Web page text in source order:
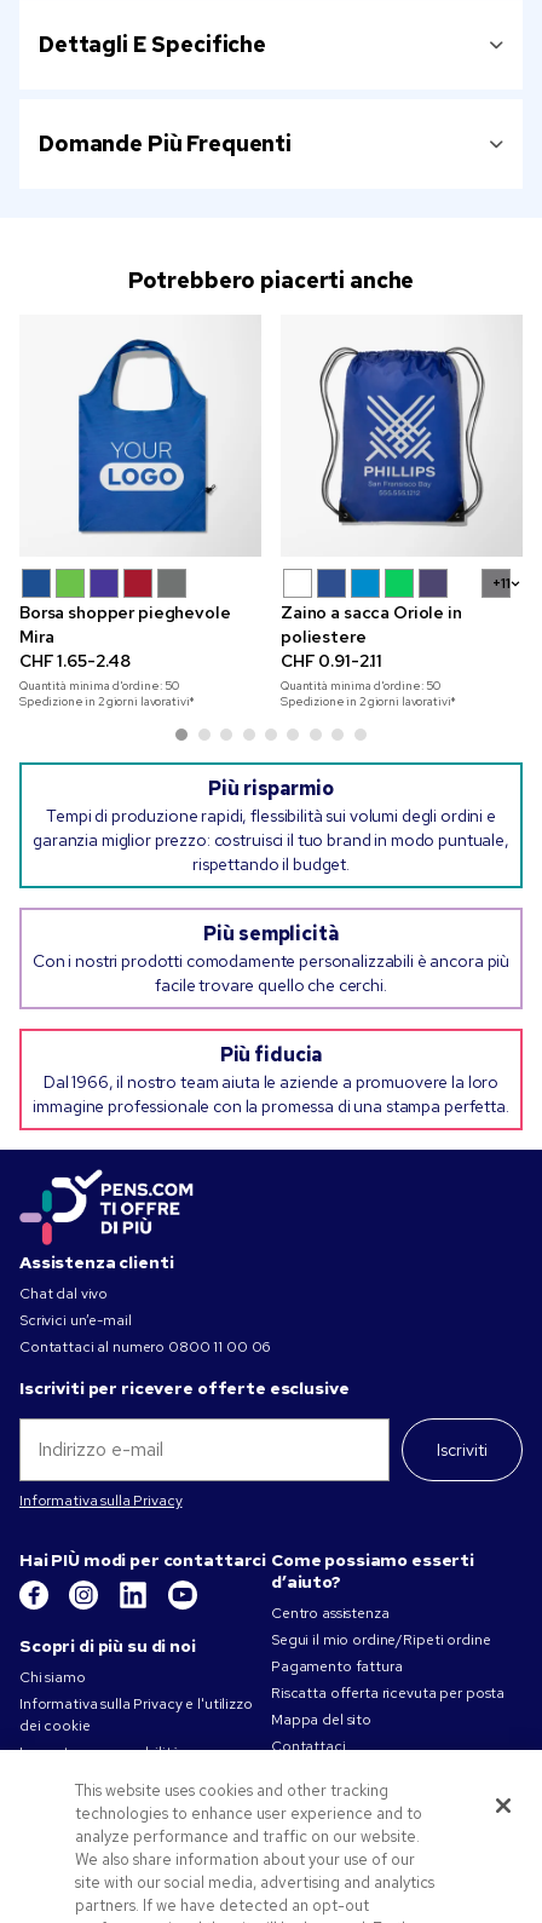
Dettagli E Specifiche
Domande Più Frequenti
Potrebbero piacerti anche
Borsa shopper pieghevole
Mira
CHF 1.65-2.48
Quantità minima d'ordine: 50
Spedizione in 2 giorni lavorativi*
+11
Zaino a sacca Oriole in
poliestere
CHF 0.91-2.11
Quantità minima d'ordine: 50
Spedizione in 2 giorni lavorativi*
Più risparmio
Tempi di produzione rapidi, flessibilità sui volumi degli ordini e
garanzia miglior prezzo: costruisci il tuo brand in modo puntuale,
rispettando il budget.
Più semplicità
Con i nostri prodotti comodamente personalizzabili è ancora più
facile trovare quello che cerchi.
Più fiducia
Dal 1966, il nostro team aiuta le aziende a promuovere la loro
immagine professionale con la promessa di una stampa perfetta.
Assistenza clienti
Chat dal vivo
Scrivici un’e-mail
Contattaci al numero 0800 11 00 06
Iscriviti per ricevere offerte esclusive
Iscriviti
Informativa sulla Privacy
Hai PIÙ modi per contattarci
Scopri di più su di noi
Chi siamo
Informativa sulla Privacy e l'utilizzo
dei cookie
La nostra responsabilità
Termini d'uso
Condizioni di vendita
Lavorare in Pens.com
Offerte e risorse
Gadget personalizzati
Come possiamo esserti
d’aiuto?
Centro assistenza
Segui il mio ordine/Ripeti ordine
Pagamento fattura
Riscatta offerta ricevuta per posta
Mappa del sito
Contattaci
This website uses cookies and other tracking
technologies to enhance user experience and to
analyze performance and traffic on our website.
We also share information about your use of our
site with our social media, advertising and analytics
partners. If we have detected an opt-out